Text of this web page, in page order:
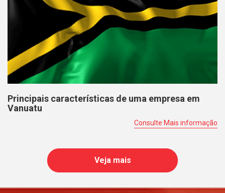
Principais características de uma empresa em
Vanuatu
Consulte Mais informação
Veja mais